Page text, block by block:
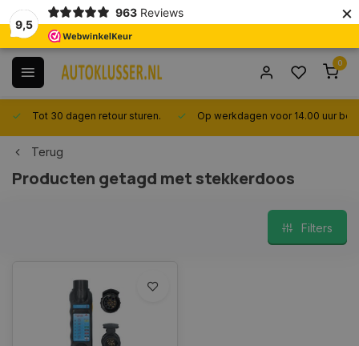
9,5
963 Reviews ×
0
Tot 30 dagen retour sturen. Op werkdagen voor 14.00 uur
Terug
Producten getagd met stekkerdoos
Filters